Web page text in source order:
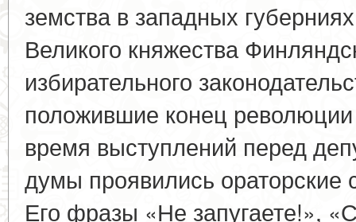
земства в западных
Великого княжества
избирательного
положившие конец
время выступлений перед
думы проявились ораторские
Его фразы «Не запугаете!»,